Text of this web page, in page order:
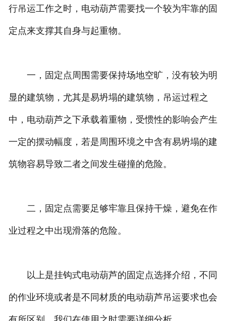
行吊运工作之时，电动葫芦需要找一个较为牢靠的固
定点来支撑其自身与起重物。
一，固定点周围需要保持场地空旷，没有较为明
显的建筑物，尤其是易坍塌的建筑物，吊运过程之
中，电动葫芦之下承载着重物，受惯性的影响会产生
一定的摆动幅度，若是周围环境之中含有易坍塌的建
筑物容易导致二者之间发生碰撞的危险。
二，固定点需要足够牢靠且保持干燥，避免在作
业过程之中出现滑落的危险。
以上是挂钩式电动葫芦的固定点选择介绍，不同
的作业环境或者是不同材质的电动葫芦吊运要求也会